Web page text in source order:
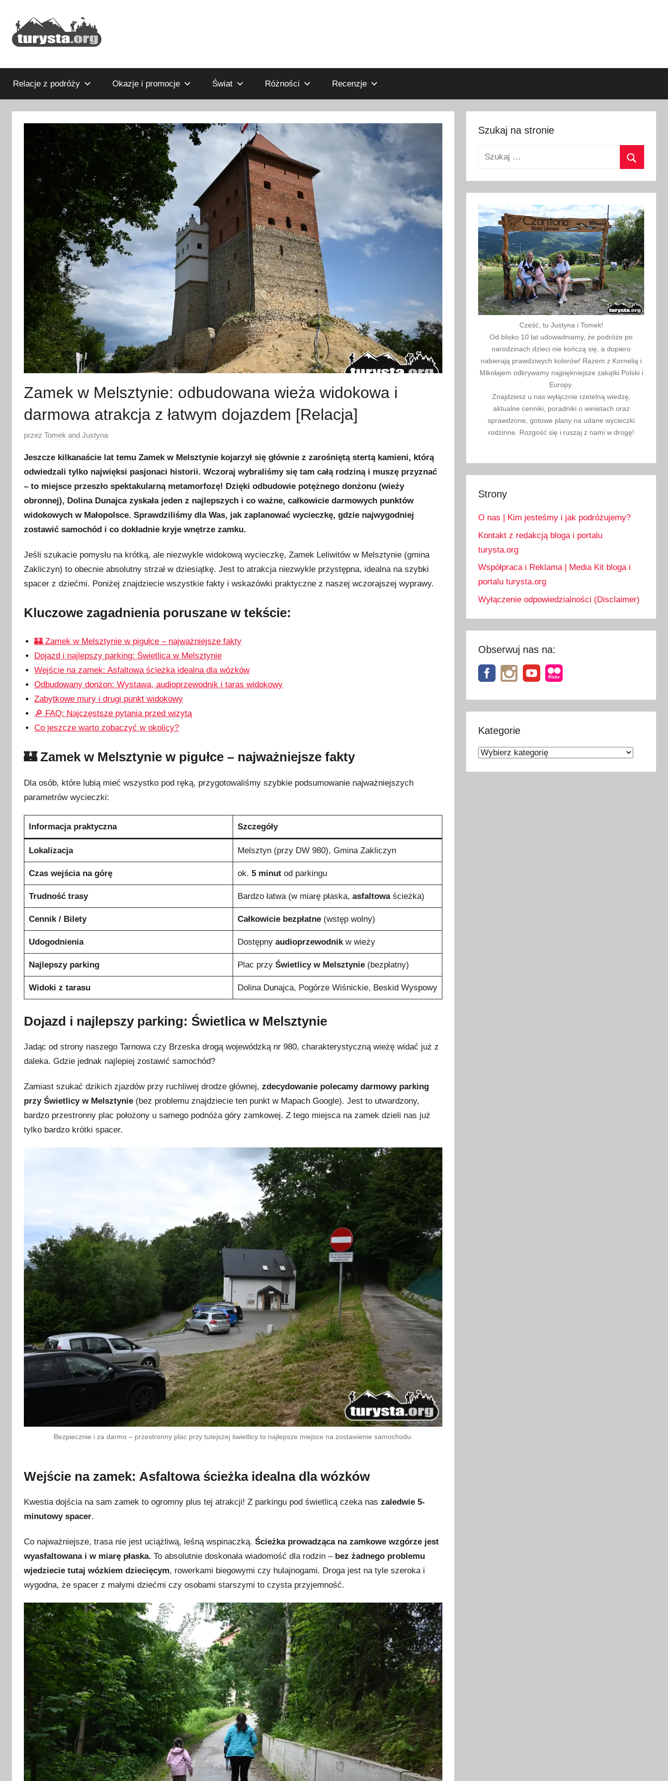
treści
Turysta.org
blog
podróżniczy
turystyczny
Relacje z podróży Okazje i promocje Świat Różności Recenzje
Zamek w Melsztynie: odbudowana wieża widokowa i
darmowa atrakcja z łatwym dojazdem [Relacja]
O
u
b
l
i
k
o
a
n
i
c
a
2
przez Tomek and Justyna
Jeszcze kilkanaście lat temu Zamek w Melsztynie kojarzył się głównie z zarośniętą stertą kamieni, którą
odwiedzali tylko najwięksi pasjonaci historii. Wczoraj wybraliśmy się tam całą rodziną i muszę przyznać
– to miejsce przeszło spektakularną metamorfozę! Dzięki odbudowie potężnego donżonu (wieży
obronnej), Dolina Dunajca zyskała jeden z najlepszych i co ważne, całkowicie darmowych punktów
widokowych w Małopolsce. Sprawdziliśmy dla Was, jak zaplanować wycieczkę, gdzie najwygodniej
zostawić samochód i co dokładnie kryje wnętrze zamku.
Jeśli szukacie pomysłu na krótką, ale niezwykle widokową wycieczkę, Zamek Leliwitów w Melsztynie (gmina
Zakliczyn) to obecnie absolutny strzał w dziesiątkę. Jest to atrakcja niezwykle przystępna, idealna na szybki
spacer z dziećmi. Poniżej znajdziecie wszystkie fakty i wskazówki praktyczne z naszej wczorajszej wyprawy.
Kluczowe zagadnienia poruszane w tekście:
🏰 Zamek w Melsztynie w pigułce – najważniejsze fakty
Dojazd i najlepszy parking: Świetlica w Melsztynie
Wejście na zamek: Asfaltowa ścieżka idealna dla wózków
Odbudowany donżon: Wystawa, audioprzewodnik i taras widokowy
Zabytkowe mury i drugi punkt widokowy
🔎 FAQ: Najczęstsze pytania przed wizytą
Co jeszcze warto zobaczyć w okolicy?
🏰 Zamek w Melsztynie w pigułce – najważniejsze fakty
Dla osób, które lubią mieć wszystko pod ręką, przygotowaliśmy szybkie podsumowanie najważniejszych
parametrów wycieczki:
Informacja praktyczna Szczegóły
Lokalizacja Melsztyn (przy DW 980), Gmina Zakliczyn
Czas wejścia na górę ok. 5 minutod parkingu
Trudność trasy Bardzo łatwa (w miarę płaska, asfaltowaścieżka)
Cennik / Bilety Całkowicie bezpłatne(wstęp wolny)
Udogodnienia Dostępny audioprzewodnikw wieży
Najlepszy parking Plac przy Świetlicy w Melsztynie(bezpłatny)
Widoki z tarasu Dolina Dunajca, Pogórze Wiśnickie, Beskid Wyspowy
Dojazd i najlepszy parking: Świetlica w Melsztynie
Jadąc od strony naszego Tarnowa czy Brzeska drogą wojewódzką nr 980, charakterystyczną wieżę widać już z
daleka. Gdzie jednak najlepiej zostawić samochód?
Zamiast szukać dzikich zjazdów przy ruchliwej drodze głównej, zdecydowanie polecamy darmowy parking
przy Świetlicy w Melsztynie (bez problemu znajdziecie ten punkt w Mapach Google). Jest to utwardzony,
bardzo przestronny plac położony u samego podnóża góry zamkowej. Z tego miejsca na zamek dzieli nas już
tylko bardzo krótki spacer.
Bezpiecznie i za darmo – przestronny plac przy tutejszej świetlicy to najlepsze miejsce na zostawienie samochodu.
Wejście na zamek: Asfaltowa ścieżka idealna dla wózków
Kwestia dojścia na sam zamek to ogromny plus tej atrakcji! Z parkingu pod świetlicą czeka nas zaledwie 5-
minutowy spacer.
Co najważniejsze, trasa nie jest uciążliwą, leśną wspinaczką. Ścieżka prowadząca na zamkowe wzgórze jest
wyasfaltowana i w miarę płaska. To absolutnie doskonała wiadomość dla rodzin – bez żadnego problemu
wjedziecie tutaj wózkiem dziecięcym, rowerkami biegowymi czy hulajnogami. Droga jest na tyle szeroka i
wygodna, że spacer z małymi dziećmi czy osobami starszymi to czysta przyjemność.
Szukaj na stronie
Szukaj:
Cześć, tu Justyna i Tomek!
Od blisko 10 lat udowadniamy, że podróże po
narodzinach dzieci nie kończą się, a dopiero
nabierają prawdziwych kolorów! Razem z Kornelią i
Mikołajem odkrywamy najpiękniejsze zakątki Polski i
Europy.
Znajdziesz u nas wyłącznie rzetelną wiedzę,
aktualne cenniki, poradniki o winietach oraz
sprawdzone, gotowe plany na udane wycieczki
rodzinne. Rozgość się i ruszaj z nami w drogę!
Strony
O nas | Kim jesteśmy i jak podróżujemy?
Kontakt z redakcją bloga i portalu
turysta.org
Współpraca i Reklama | Media Kit bloga i
portalu turysta.org
Wyłączenie odpowiedzialności (Disclaimer)
Obserwuj nas na:
Kategorie
Kategorie